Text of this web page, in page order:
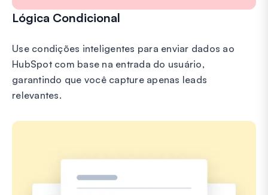
Lógica Condicional
Use condições inteligentes para enviar dados ao
HubSpot com base na entrada do usuário,
garantindo que você capture apenas leads
relevantes.